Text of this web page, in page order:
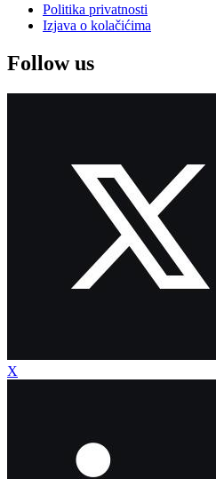
Politika privatnosti
Izjava o kolačićima
Follow us
X